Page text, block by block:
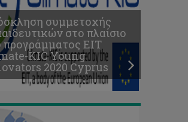
συμμετοχής
στο πλαίσιο
προγράμματος EIT
KIC Young
2020 Cyprus